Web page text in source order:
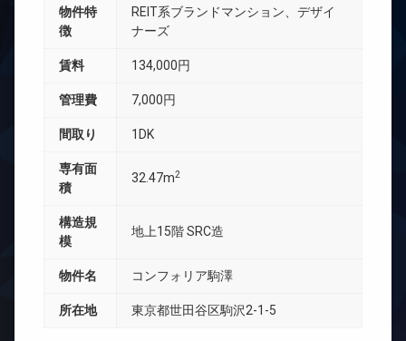
物件特
徴
REIT系ブランドマンション、デザイ
ナーズ
賃料 134,000円
管理費 7,000円
間取り 1DK
専有面
積
32.47m2
構造規
模
地上15階 SRC造
物件名 コンフォリア駒澤
所在地 東京都世田谷区駒沢2-1-5